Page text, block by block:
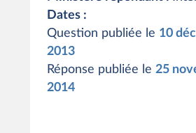
Dates :
Question publiée le 10
2013
Réponse publiée le 25
2014